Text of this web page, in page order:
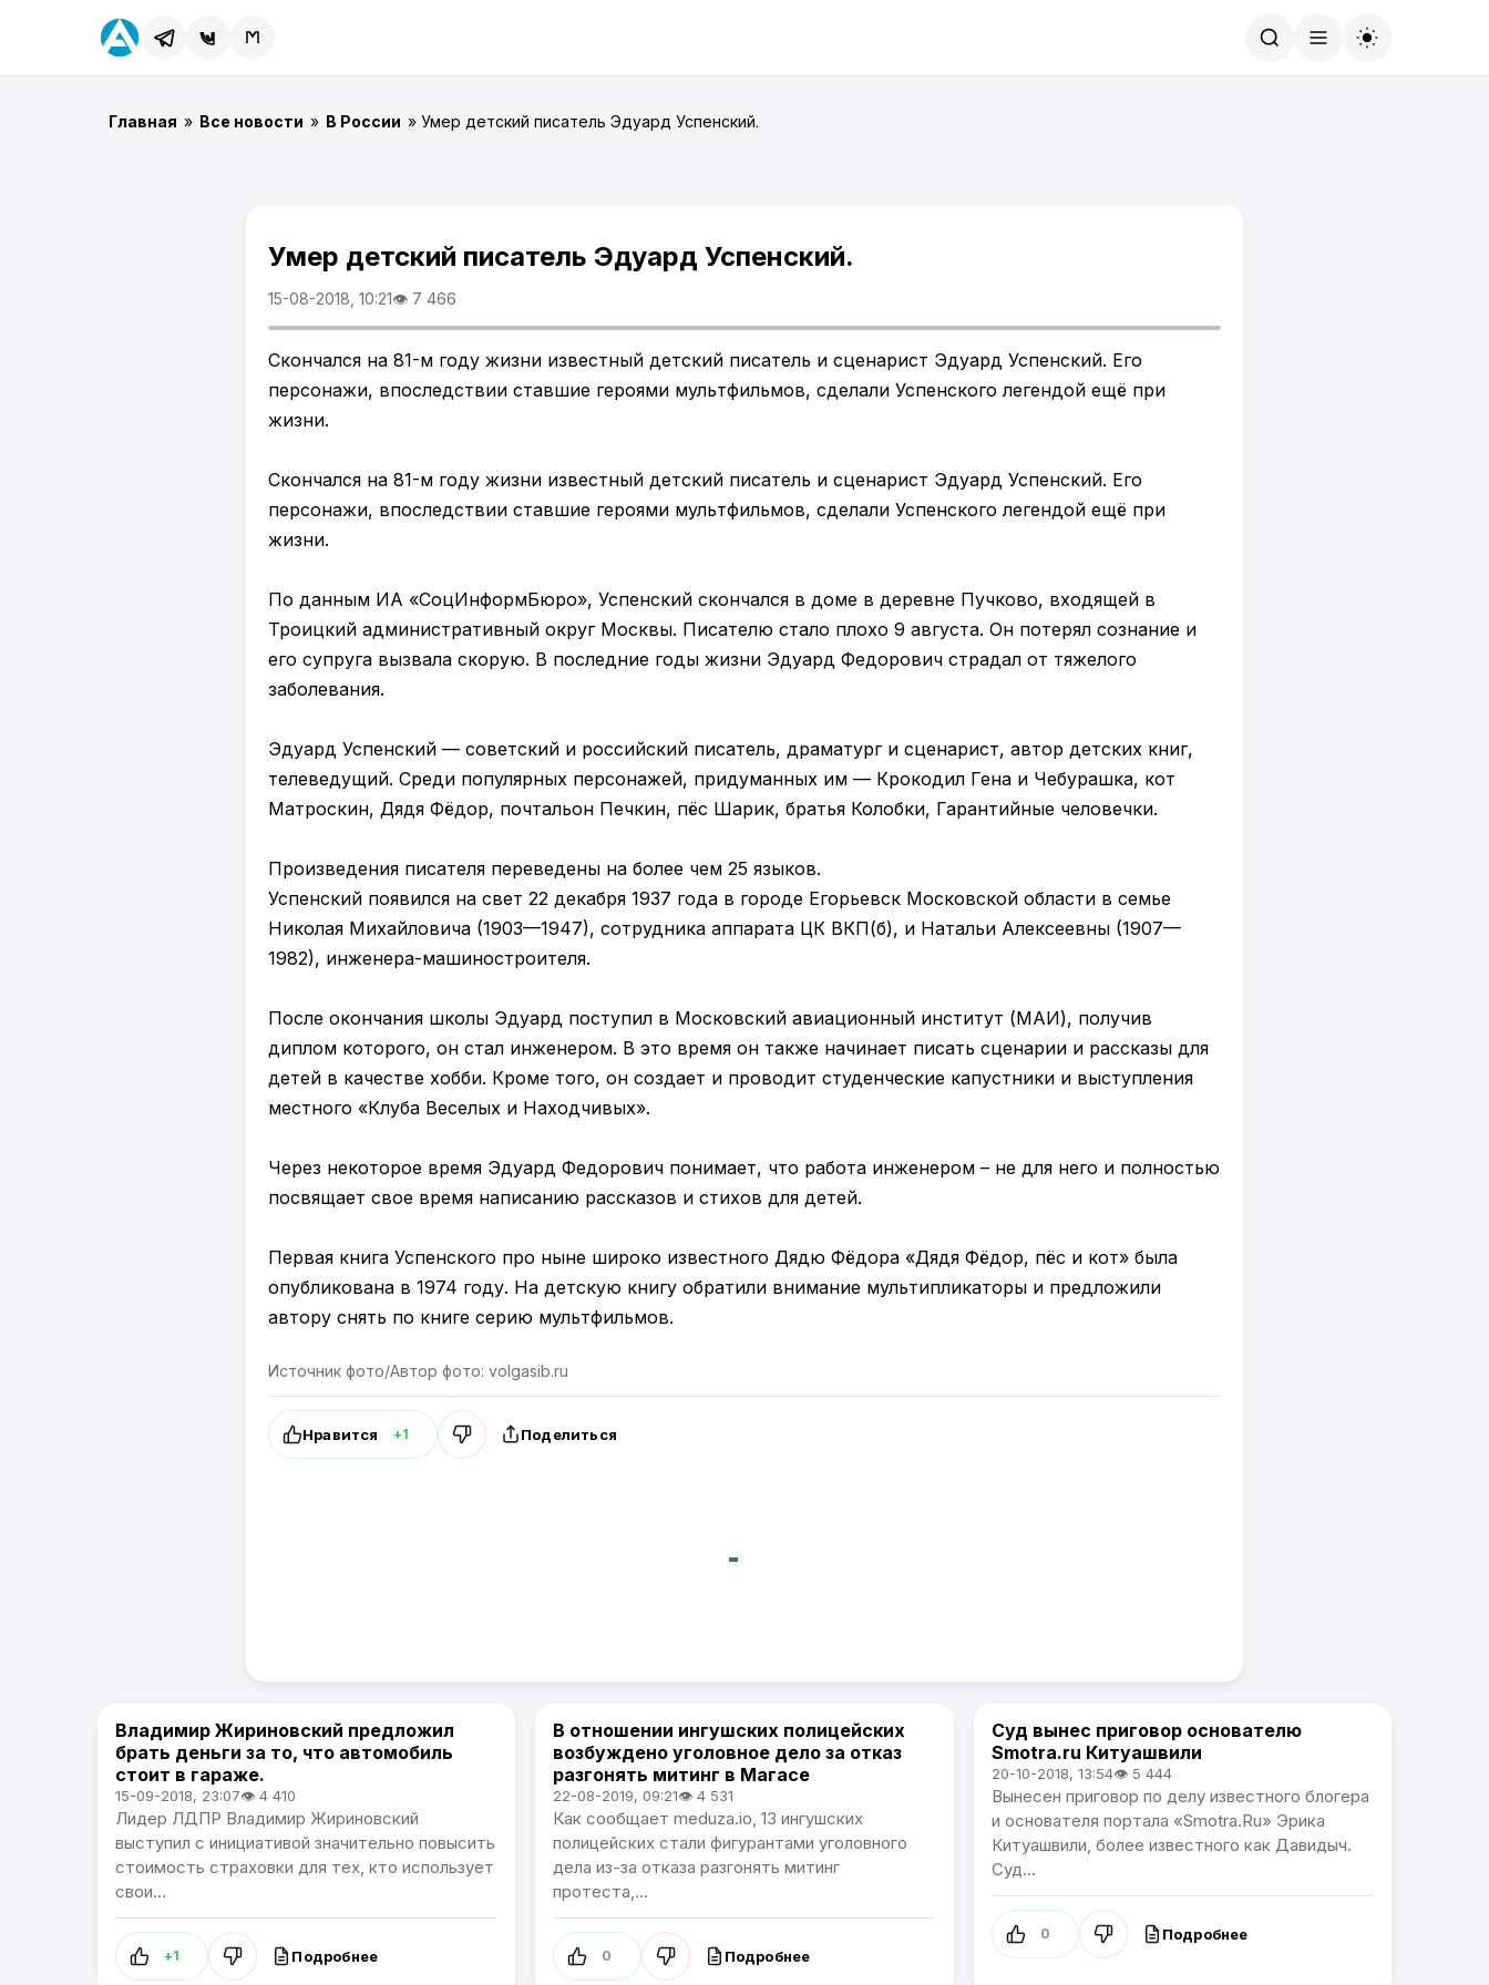
Главная » Все новости » В России » Умер детский писатель Эдуард Успенский.
Умер детский писатель Эдуард Успенский.
15-08-2018, 10:21👁 7 466
Скончался на 81-м году жизни известный детский писатель и сценарист Эдуард Успенский. Его
персонажи, впоследствии ставшие героями мультфильмов, сделали Успенского легендой ещё при
жизни.
Скончался на 81-м году жизни известный детский писатель и сценарист Эдуард Успенский. Его
персонажи, впоследствии ставшие героями мультфильмов, сделали Успенского легендой ещё при
жизни.
По данным ИА «СоцИнформБюро», Успенский скончался в доме в деревне Пучково, входящей в
Троицкий административный округ Москвы. Писателю стало плохо 9 августа. Он потерял сознание и
его супруга вызвала скорую. В последние годы жизни Эдуард Федорович страдал от тяжелого
заболевания.
Эдуард Успенский — советский и российский писатель, драматург и сценарист, автор детских книг,
телеведущий. Среди популярных персонажей, придуманных им — Крокодил Гена и Чебурашка, кот
Матроскин, Дядя Фёдор, почтальон Печкин, пёс Шарик, братья Колобки, Гарантийные человечки.
Произведения писателя переведены на более чем 25 языков.
Успенский появился на свет 22 декабря 1937 года в городе Егорьевск Московской области в семье
Николая Михайловича (1903—1947), сотрудника аппарата ЦК ВКП(б), и Натальи Алексеевны (1907—
1982), инженера-машиностроителя.
После окончания школы Эдуард поступил в Московский авиационный институт (МАИ), получив
диплом которого, он стал инженером. В это время он также начинает писать сценарии и рассказы для
детей в качестве хобби. Кроме того, он создает и проводит студенческие капустники и выступления
местного «Клуба Веселых и Находчивых».
Через некоторое время Эдуард Федорович понимает, что работа инженером – не для него и полностью
посвящает свое время написанию рассказов и стихов для детей.
Первая книга Успенского про ныне широко известного Дядю Фёдора «Дядя Фёдор, пёс и кот» была
опубликована в 1974 году. На детскую книгу обратили внимание мультипликаторы и предложили
автору снять по книге серию мультфильмов.
Источник фото/Автор фото: volgasib.ru
Нравится +1 Поделиться
В России
Владимир Жириновский предложил
брать деньги за то, что автомобиль
стоит в гараже.
15-09-2018, 23:07👁 4 410
Лидер ЛДПР Владимир Жириновский
выступил с инициативой значительно повысить
стоимость страховки для тех, кто использует
свои...
+1 Подробнее
Артемпортал / В России
В отношении ингушских полицейских
возбуждено уголовное дело за отказ
разгонять митинг в Магасе
22-08-2019, 09:21👁 4 531
Как сообщает meduza.io, 13 ингушских
полицейских стали фигурантами уголовного
дела из-за отказа разгонять митинг
протеста,...
0 Подробнее
Артемпортал / В России
Суд вынес приговор основателю
Smotra.ru Китуашвили
20-10-2018, 13:54👁 5 444
Вынесен приговор по делу известного блогера
и основателя портала «Smotra.Ru» Эрика
Китуашвили, более известного как Давидыч.
Суд...
0 Подробнее